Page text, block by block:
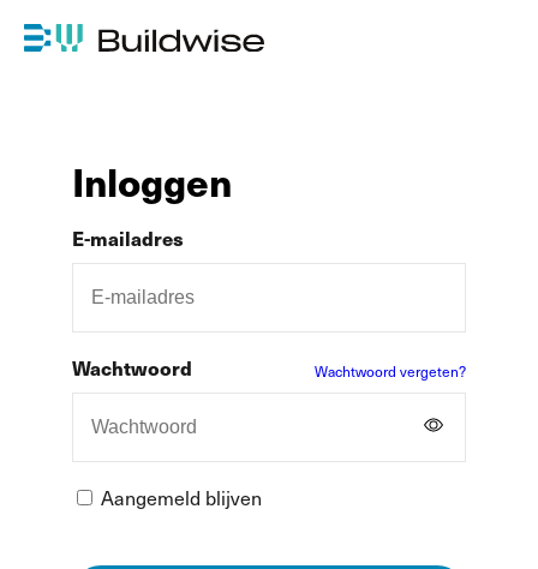
Inloggen
E-mailadres
Wachtwoord Wachtwoord vergeten?
Aangemeld blijven